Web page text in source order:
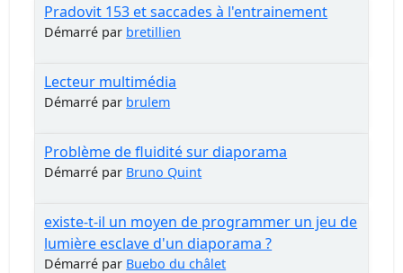
Pradovit 153 et saccades à l'entrainement
Démarré par bretillien
Lecteur multimédia
Démarré par brulem
Problème de fluidité sur diaporama
Démarré par Bruno Quint
existe-t-il un moyen de programmer un jeu de
lumière esclave d'un diaporama ?
Démarré par Buebo du châlet